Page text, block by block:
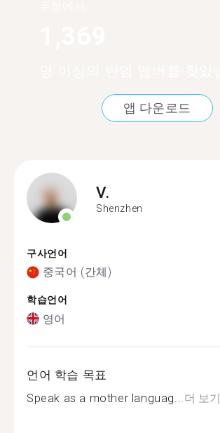
앱 다운로드
V.
Shenzhen
구사언어
중국어 (간체)
학습언어
영어
언어 학습 목표
Speak as a mother languag... 더 보기